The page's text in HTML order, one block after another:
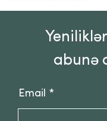
abunə
Email